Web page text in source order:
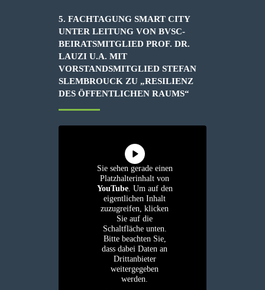
5. FACHTAGUNG SMART CITY
UNTER LEITUNG VON BVSC-
BEIRATSMITGLIED PROF. DR.
LAUZI U.A. MIT
VORSTANDSMITGLIED STEFAN
SLEMBROUCK ZU „RESILIENZ
DES ÖFFENTLICHEN RAUMS“
Sie sehen gerade einen
Platzhalterinhalt von
YouTube. Um auf den
eigentlichen Inhalt
zuzugreifen, klicken
Sie auf die
Schaltfläche unten.
Bitte beachten Sie,
dass dabei Daten an
Drittanbieter
weitergegeben
werden.